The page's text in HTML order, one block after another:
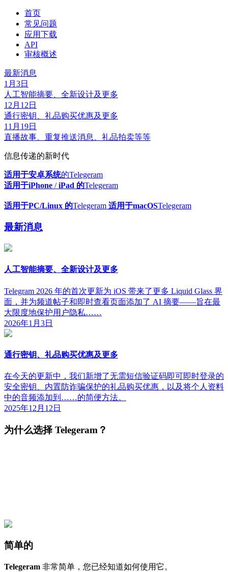
首页
常见问题
应用下载
API
审核概述
最新消息
1月3日
人工智能摘要、全新设计及更多
12月12日
通行密钥、礼品购买优惠及更多
11月19日
直播故事、重复推送消息、礼品拍卖等等
信息传递的新时代
适用于安卓系统的Telegeram
适用于iPhone /iPad 的Telegeram
适用于PC/Linux 的Telegeram 适用于macOSTelegeram
最新消息
人工智能摘要、全新设计及更多
Telegram 2026 年的首次更新为 iOS 带来了更多 Liquid Glass 界
面，并为频道帖子和即时查看页面添加了 AI 摘要——旨在最
大限度地保护用户隐私……
2026年1月3日
通行密钥、礼品购买优惠及更多
在今天的更新中，我们新增了无需短信验证码即可即时登录的
安全密钥、内置防诈骗保护的礼品购买优惠，以及将个人资料
中的音频添加到……的简便方法。
2025年12月12日
为什么选择 Telegeram？
简单的
Telegeram 非常简单，您已经知道如何使用它。